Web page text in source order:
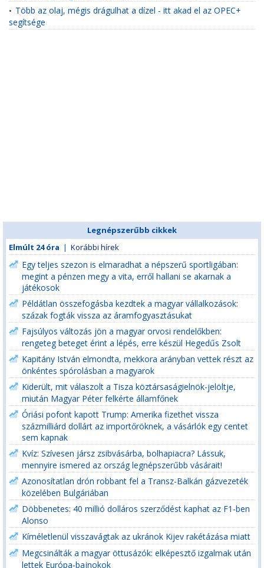
• Több az olaj, mégis drágulhat a dízel - itt akad el az OPEC+
segítsége
Legnépszerűbb cikkek
Elmúlt 24 óra | Korábbi hírek
Egy teljes szezon is elmaradhat a népszerű sportligában:
megint a pénzen megy a vita, erről hallani se akarnak a
játékosok
Példátlan összefogásba kezdtek a magyar vállalkozások:
százak fogták vissza az áramfogyasztásukat
Fajsúlyos változás jön a magyar orvosi rendelőkben:
rengeteg beteget érint a lépés, erre készül Hegedűs Zsolt
Kapitány István elmondta, mekkora arányban vettek részt az
önkéntes spórolásban a magyarok
Kiderült, mit válaszolt a Tisza köztársaságielnök-jelöltje,
miután Magyar Péter felkérte államfőnek
Óriási pofont kapott Trump: Amerika fizethet vissza
százmilliárd dollárt az importőröknek, a vásárlók egy centet
sem kapnak
Kvíz: Szívesen jársz zsibvásárba, bolhapiacra? Lássuk,
mennyire ismered az ország legnépszerűbb vásárait!
Azonosítatlan drón robbant fel a Transz-Balkán gázvezeték
közelében Bulgáriában
Döbbenetes: 40 millió dolláros szerződést kaphat az F1-ben
Alonso
Kíméletlenül visszavágtak az ukránok Kijev rakétázása miatt
Megcsinálták a magyar öttusázók: elképesztő izgalmak után
lettek Európa-bajnokok